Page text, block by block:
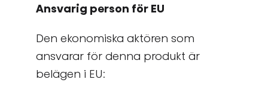
Ansvarig person för EU
Den ekonomiska aktören som
ansvarar för denna produkt är
belägen i EU: